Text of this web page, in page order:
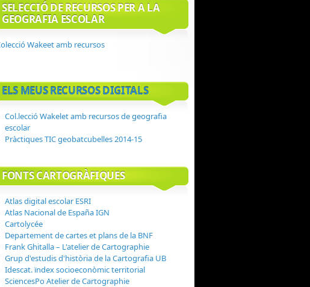
SELECCIÓ DE RECURSOS PER A LA
GEOGRAFIA ESCOLAR
Wakeet amb recursos
ELS MEUS RECURSOS DIGITALS
Col.lecció Wakelet amb recursos de geografia
escolar
Pràctiques TIC geobatcubelles 2014-15
FONTS CARTOGRÀFIQUES
Atlas digital escolar ESRI
Atlas Nacional de España IGN
Cartolycée
Departement de cartes et plans de la BNF
Frank Ghitalla – L'atelier de Cartographie
Grup d'estudis d'història de la Cartografia UB
Idescat. ïndex socioeconòmic territorial
SciencesPo Atelier de Cartographie